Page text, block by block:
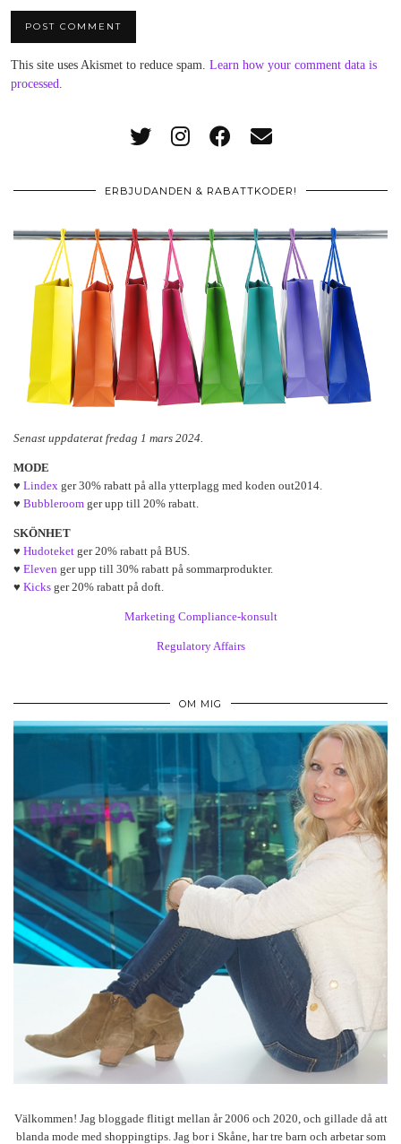
This site uses Akismet to reduce spam. Learn how your comment data is
processed.
ERBJUDANDEN & RABATTKODER!
Senast uppdaterat fredag 1 mars 2024.
MODE
♥ Lindex ger 30% rabatt på alla ytterplagg med koden out2014.
♥ Bubbleroom ger upp till 20% rabatt.
SKÖNHET
♥ Hudoteket ger 20% rabatt på BUS.
♥ Eleven ger upp till 30% rabatt på sommarprodukter.
♥ Kicks ger 20% rabatt på doft.
Marketing Compliance-konsult
Regulatory Affairs
OM MIG
Välkommen! Jag bloggade flitigt mellan år 2006 och 2020, och gillade då att
blanda mode med shoppingtips. Jag bor i Skåne, har tre barn och arbetar som